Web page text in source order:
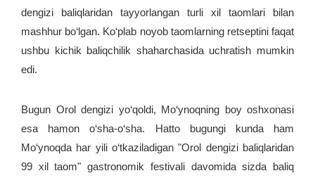
dengizi baliqlaridan tayyorlangan turli xil taomlari bilan
mashhur bo‘lgan. Ko‘plab noyob taomlarning retseptini faqat
ushbu kichik baliqchilik shaharchasida uchratish mumkin
edi.
Bugun Orol dengizi yo‘qoldi, Mo‘ynoqning boy oshxonasi
esa hamon o‘sha-o‘sha. Hatto bugungi kunda ham
Mo‘ynoqda har yili o‘tkaziladigan "Orol dengizi baliqlaridan
99 xil taom" gastronomik festivali davomida sizda baliq